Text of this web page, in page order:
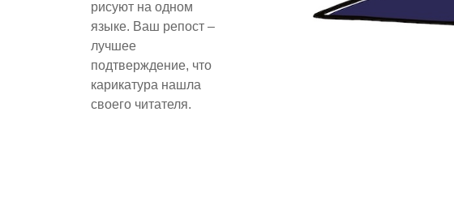
рисуют на одном
языке. Ваш репост –
лучшее
подтверждение, что
карикатура нашла
своего читателя.